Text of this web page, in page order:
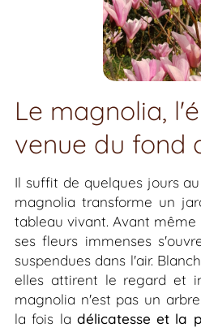
Le magnolia,
venue du fond
Il suffit de quelques jours
magnolia transforme un
tableau vivant. Avant même
ses fleurs immenses
suspendues dans l'air.
elles attirent le regard et
magnolia n'est pas un
la fois la délicatesse et la